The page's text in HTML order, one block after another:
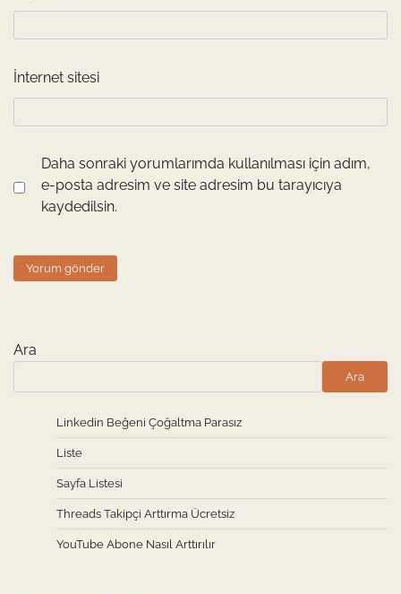
İnternet sitesi
Daha sonraki yorumlarımda kullanılması için adım,
e-posta adresim ve site adresim bu tarayıcıya
kaydedilsin.
Ara
Ara
Linkedin Beğeni Çoğaltma Parasız
Liste
Sayfa Listesi
Threads Takipçi Arttırma Ücretsiz
YouTube Abone Nasıl Arttırılır